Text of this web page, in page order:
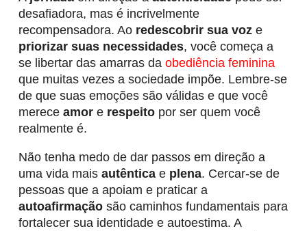
desafiadora, mas é incrivelmente
recompensadora. Ao redescobrir sua voz e
priorizar suas necessidades, você começa a
se libertar das amarras da obediência feminina
que muitas vezes a sociedade impõe. Lembre-se
de que suas emoções são válidas e que você
merece amor e respeito por ser quem você
realmente é.
Não tenha medo de dar passos em direção a
uma vida mais autêntica e plena. Cercar-se de
pessoas que a apoiam e praticar a
autoafirmação são caminhos fundamentais para
fortalecer sua identidade e autoestima. A